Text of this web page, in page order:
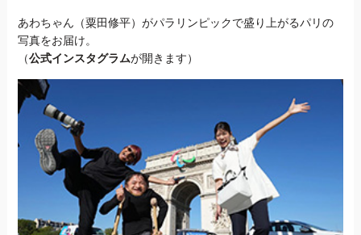
あわちゃん（粟田修平）がパラリンピックで盛り上がるパリの
写真をお届け。
（公式インスタグラムが開きます）